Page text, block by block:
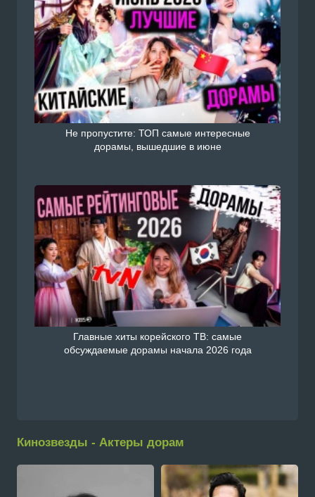
Не пропустите: ТОП самые интересные
дорамы, вышедшие в июне
Главные хиты корейского ТВ: самые
обсуждаемые дорамы начала 2026 года
Кинозвезды - Актеры дорам